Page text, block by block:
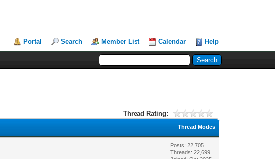
Portal Search Member List Calendar Help
Thread Rating:
Thread Modes
Posts: 22,705
Threads: 22,699